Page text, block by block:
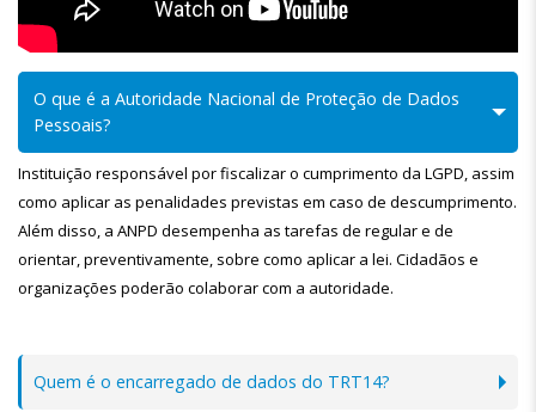
O que é a Autoridade Nacional de Proteção de Dados
Pessoais?
Instituição responsável por fiscalizar o cumprimento da LGPD, assim
como aplicar as penalidades previstas em caso de descumprimento.
Além disso, a ANPD desempenha as tarefas de regular e de
orientar, preventivamente, sobre como aplicar a lei. Cidadãos e
organizações poderão colaborar com a autoridade.
Quem é o encarregado de dados do TRT14?